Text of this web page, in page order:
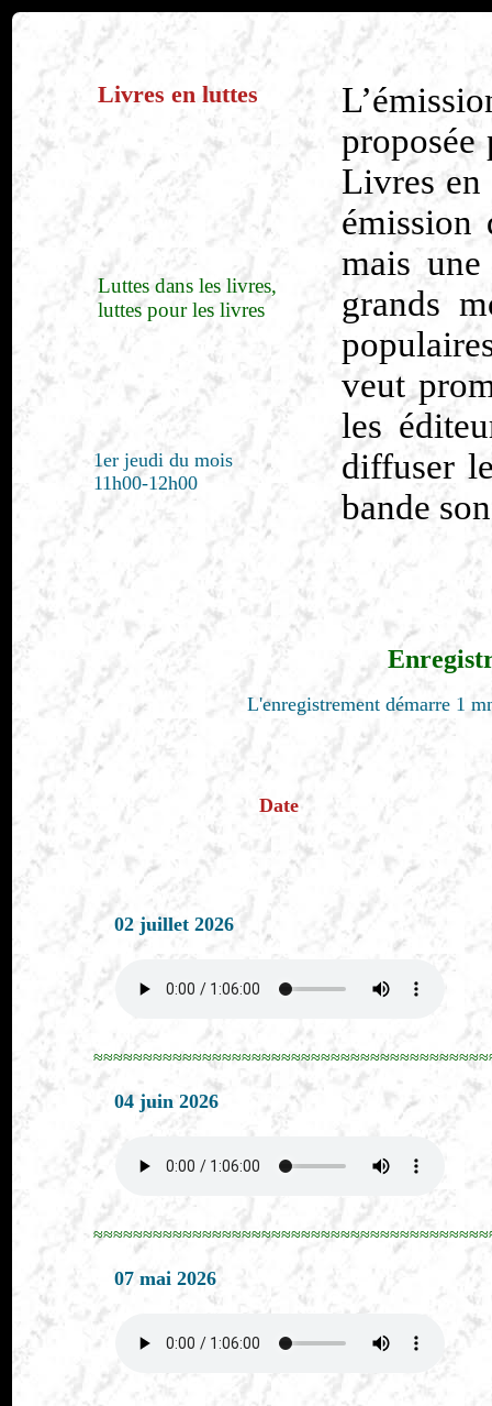
Livres en luttes
Livres en
émission
mais
grands
veut
les
diffuser
bande
Luttes dans les livres,
luttes pour les livres
1er jeudi du mois
11h00-12h00
L'enregistrement démarre 1
Date
02 juillet 2026
04 juin 2026
07 mai 2026